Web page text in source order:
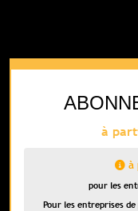
à
à
pour les
Pour les entreprises